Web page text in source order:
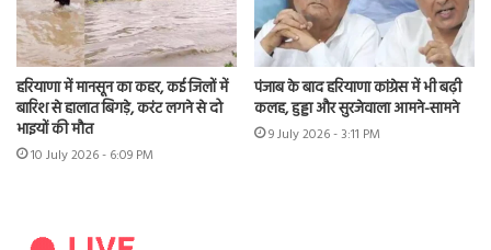
हरियाणा में मानसून का कहर, कई जिलों में
बारिश से हालात बिगड़े, करंट लगने से दो
भाइयों की मौत
10 July 2026 - 6:09 PM
पंजाब के बाद हरियाणा कांग्रेस में भी बढ़ी
कलह, हुड्डा और सुरजेवाला आमने-सामने
9 July 2026 - 3:11 PM